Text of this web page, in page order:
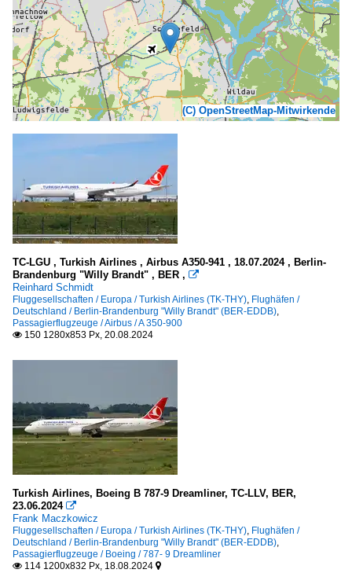
(C) OpenStreetMap-Mitwirkende
TC-LGU , Turkish Airlines , Airbus A350-941 , 18.07.2024 , Berlin-
Brandenburg "Willy Brandt" , BER , 
Reinhard Schmidt
Fluggesellschaften / Europa / Turkish Airlines (TK-THY), Flughäfen /
Deutschland / Berlin-Brandenburg "Willy Brandt" (BER-EDDB),
Passagierflugzeuge / Airbus / A 350-900
 150 1280x853 Px, 20.08.2024
Turkish Airlines, Boeing B 787-9 Dreamliner, TC-LLV, BER,
23.06.2024 
Frank Maczkowicz
Fluggesellschaften / Europa / Turkish Airlines (TK-THY), Flughäfen /
Deutschland / Berlin-Brandenburg "Willy Brandt" (BER-EDDB),
Passagierflugzeuge / Boeing / 787- 9 Dreamliner
 114 1200x832 Px, 18.08.2024 